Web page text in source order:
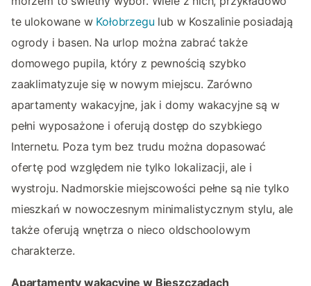
te ulokowane w Kołobrzegu lub w Koszalinie posiadają
ogrody i basen. Na urlop można zabrać także
domowego pupila, który z pewnością szybko
zaaklimatyzuje się w nowym miejscu. Zarówno
apartamenty wakacyjne, jak i domy wakacyjne są w
pełni wyposażone i oferują dostęp do szybkiego
Internetu. Poza tym bez trudu można dopasować
ofertę pod względem nie tylko lokalizacji, ale i
wystroju. Nadmorskie miejscowości pełne są nie tylko
mieszkań w nowoczesnym minimalistycznym stylu, ale
także oferują wnętrza o nieco oldschoolowym
charakterze.
Apartamenty wakacyjne w Bieszczadach